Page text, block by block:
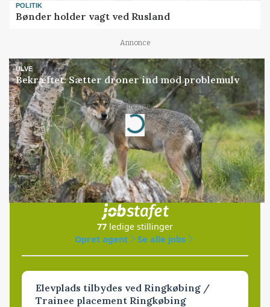
POLITIK
Bønder holder vagt ved Rusland
Annonce
ULVE
Bekræftet: Sætter droner ind mod problemulv
Annonce
Loading...
Jobs
i samarbejde med
77 ledige stillinger
Opret agent
Se alle jobs
Elevplads tilbydes ved Ringkøbing /
Trainee placement Ringkøbing